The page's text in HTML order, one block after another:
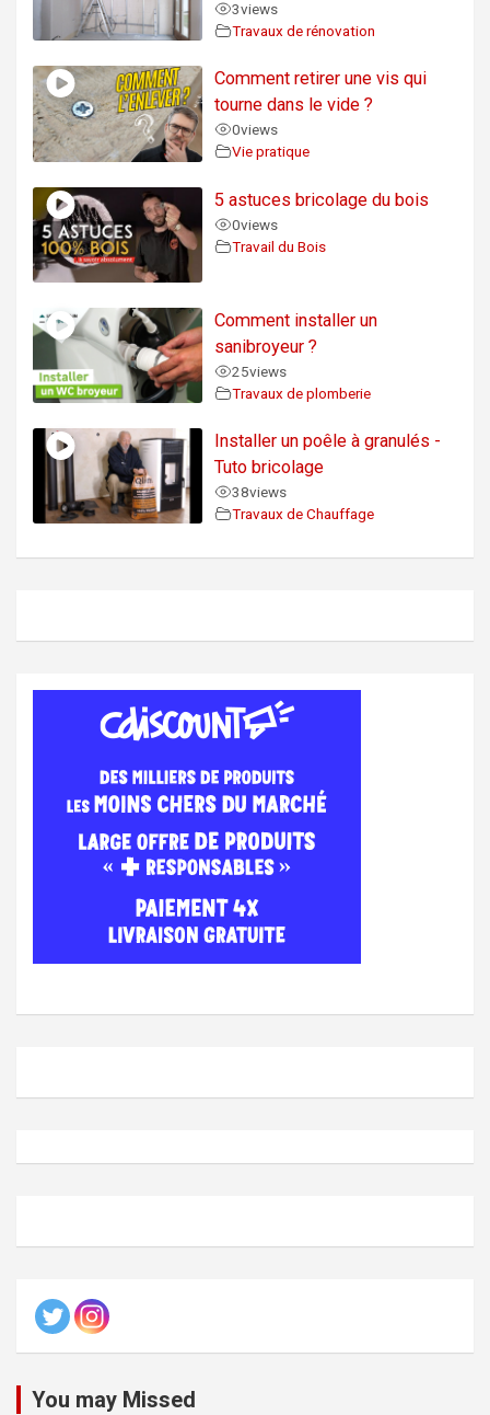
3views
Travaux de rénovation
Comment retirer une vis qui
tourne dans le vide ?
0views
Vie pratique
5 astuces bricolage du bois
0views
Travail du Bois
Comment installer un
sanibroyeur ?
25views
Travaux de plomberie
Installer un poêle à granulés -
Tuto bricolage
38views
Travaux de Chauffage
You may Missed